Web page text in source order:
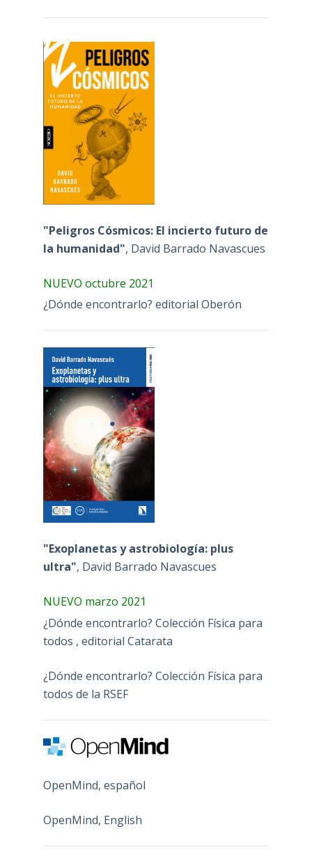
"Peligros Cósmicos: El incierto futuro de
la humanidad", David Barrado Navascues
NUEVO octubre 2021
¿Dónde encontrarlo? editorial Oberón
"Exoplanetas y astrobiología: plus
ultra", David Barrado Navascues
NUEVO marzo 2021
¿Dónde encontrarlo? Colección Física para
todos , editorial Catarata
¿Dónde encontrarlo? Colección Física para
todos de la RSEF
OpenMind, español
OpenMind, English